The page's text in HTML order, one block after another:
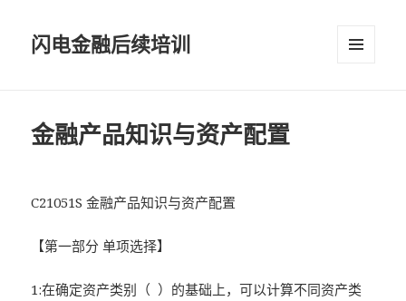
闪电金融后续培训
金融产品知识与资产配置
C21051S 金融产品知识与资产配置
【第一部分 单项选择】
1:在确定资产类别（ ）的基础上，可以计算不同资产类